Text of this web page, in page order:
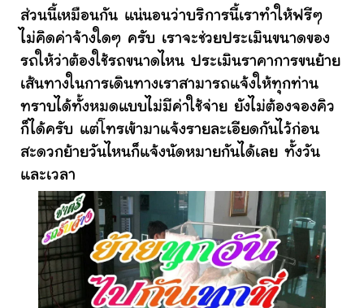
ส่วนนี้เหมือนกัน แน่นอนว่าบริการนี้เราทำให้ฟรีๆ
ไม่คิดค่าจ้างใดๆ ครับ เราจะช่วยประเมินขนาดของ
รถให้ว่าต้องใช้รถขนาดไหน ประเมินราคาการขนย้าย
เส้นทางในการเดินทางเราสามารถแจ้งให้ทุกท่าน
ทราบได้ทั้งหมดแบบไม่มีค่าใช้จ่าย ยังไม่ต้องจองคิว
ก็ได้ครับ แต่โทรเข้ามาแจ้งรายละเอียดกันไว้ก่อน
สะดวกย้ายวันไหนก็แจ้งนัดหมายกันได้เลย ทั้งวัน
และเวลา